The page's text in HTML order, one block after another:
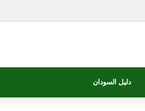
دليل السودان